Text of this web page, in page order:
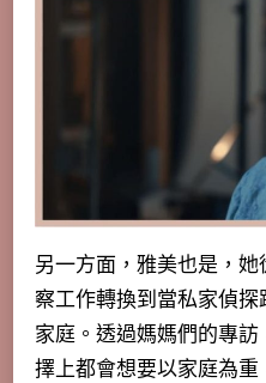
另一方面，雅美也是，
察工作轉換到當私家偵
家庭。透過媽媽們的專
擇上都會想要以家庭為